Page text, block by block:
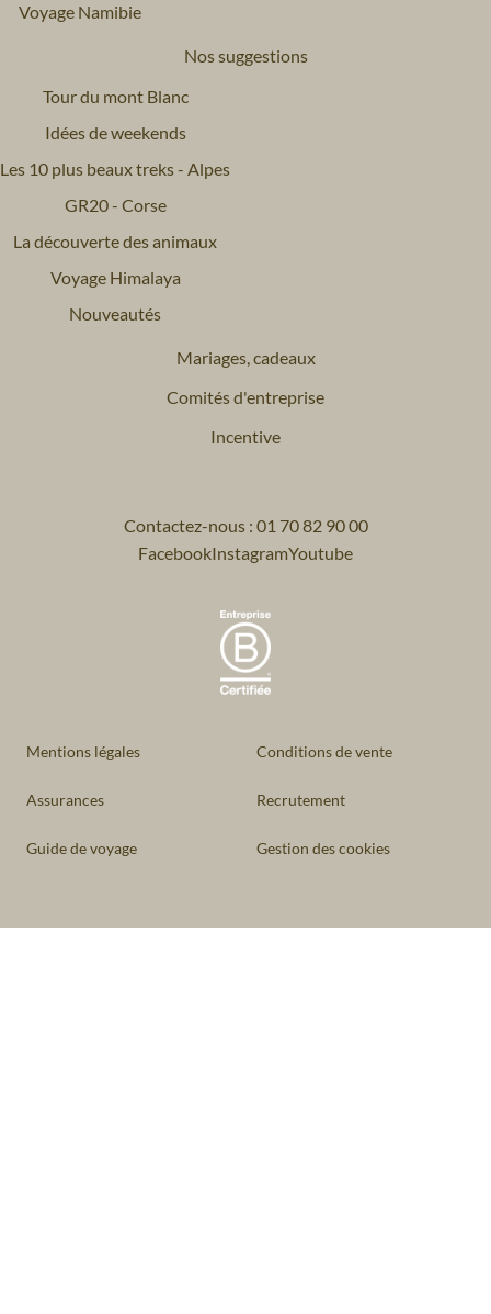
Voyage Namibie
Nos suggestions
Tour du mont Blanc
Idées de weekends
Les 10 plus beaux treks - Alpes
GR20 - Corse
La découverte des animaux
Voyage Himalaya
Nouveautés
Mariages, cadeaux
Comités d'entreprise
Incentive
Contactez-nous : 01 70 82 90 00
FacebookInstagramYoutube
Mentions légales Conditions de vente
Assurances Recrutement
Guide de voyage Gestion des cookies